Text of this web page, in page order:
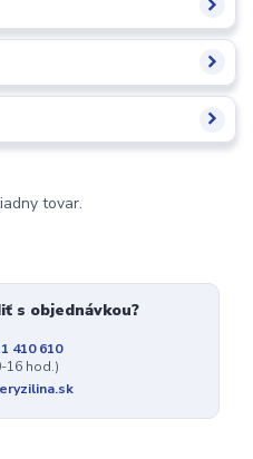
tovar.
s objednávkou?
410 610
16 hod.)